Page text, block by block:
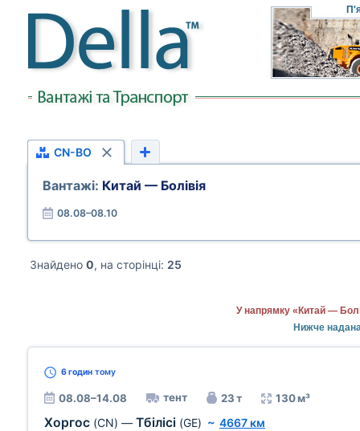
CN-BO
Вантажі: Китай — Болівія
08.08–08.10
Знайдено 0, на сторінці: 25
У напрямку «Китай —
Нижче
6 годин тому
08.08–14.08 тент 23 т 130 м³
Хоргос (CN) — Тбілісі (GE) ~ 4667 км